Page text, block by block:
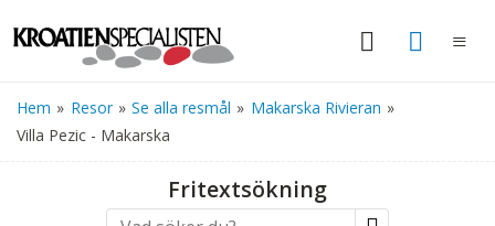
Hem » Resor » Se alla resmål » Makarska Rivieran »
Villa Pezic - Makarska
Fritextsökning